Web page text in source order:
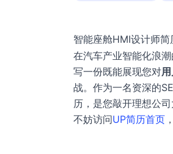
智能座舱HMI设计师
在汽车产业智能化浪
写一份既能展现您对
战。作为一名资深的
历，是您敲开理想公
不妨访问UP简历首页